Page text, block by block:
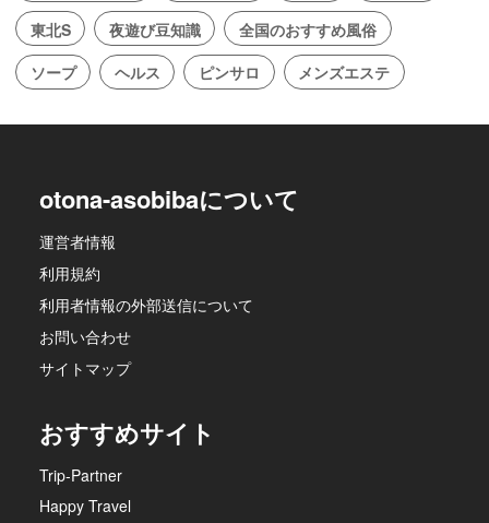
東北S
夜遊び豆知識
全国のおすすめ風俗
ソープ
ヘルス ピンサロ メンズエステ
otona-asobibaについて
運営者情報
利用規約
利用者情報の外部送信について
お問い合わせ
サイトマップ
おすすめサイト
Trip-Partner
Happy Travel